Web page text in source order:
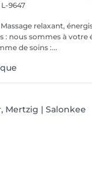
9647
: nous sommes à votre
de soins :...